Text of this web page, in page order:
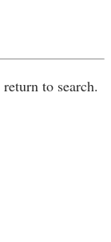
to search.